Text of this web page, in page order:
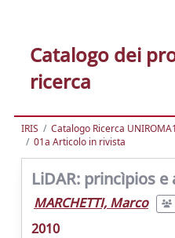
Catalogo dei
ricerca
IRIS Catalogo Ricerca UNIROMA1
01a Articolo in rivista
LiDAR: princìpios
MARCHETTI, Marco
2010